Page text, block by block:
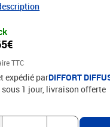
:extérieure
TTC
expédié parDIFFORT
sous 1 jour livraison offerte
1